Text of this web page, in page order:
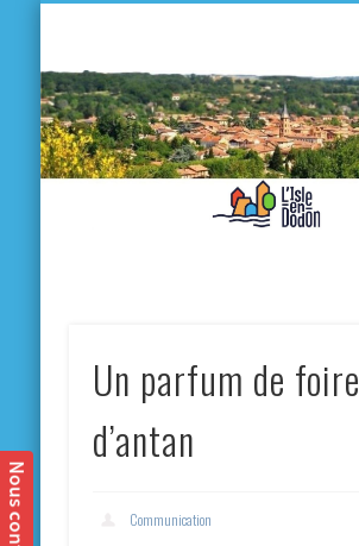
Un parfum de foire
d’antan
Communication